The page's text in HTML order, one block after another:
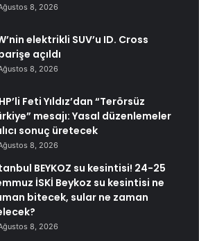
8, 2026
elektrikli SUV’u ID. Cross
açıldı
8, 2026
Feti Yıldız’dan “Terörsüz
mesajı: Yasal düzenlemeler
sonuç üretecek
8, 2026
BEYKOZ su kesintisi! 24-25
İSKİ Beykoz su kesintisi ne
bitecek, sular ne zaman
8, 2026